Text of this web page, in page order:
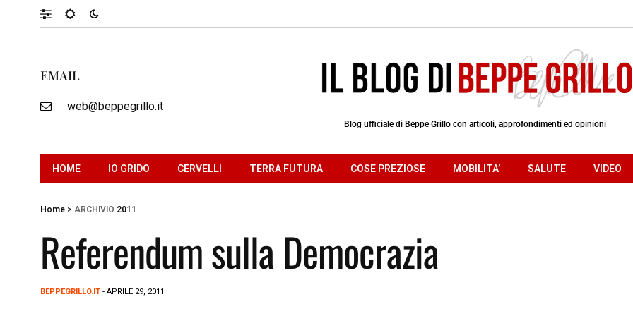
EMAIL
web@beppegrillo.it
Blog ufficiale di Beppe Grillo con articoli, approfondimenti ed opinioni
HOME IO GRIDO CERVELLI TERRA FUTURA COSE PREZIOSE MOBILITA’ SALUTE VIDEO
Home > ARCHIVIO 2011
Referendum sulla Democrazia
BEPPEGRILLO.IT - APRILE 29, 2011